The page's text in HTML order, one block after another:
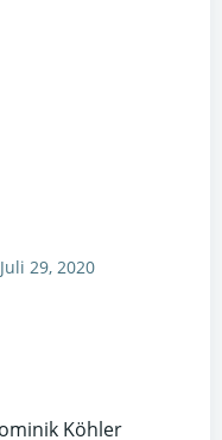
Juli 29, 2020